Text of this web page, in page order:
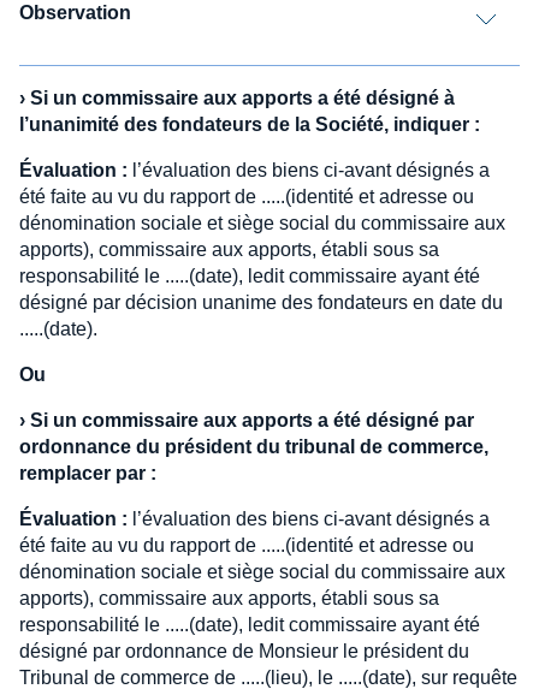
Observation
› Si un commissaire aux apports a été désigné à
l’unanimité des fondateurs de la Société, indiquer :
Évaluation : l’évaluation des biens ci-avant désignés a
été faite au vu du rapport de .....(identité et adresse ou
dénomination sociale et siège social du commissaire aux
apports), commissaire aux apports, établi sous sa
responsabilité le .....(date), ledit commissaire ayant été
désigné par décision unanime des fondateurs en date du
.....(date).
Ou
› Si un commissaire aux apports a été désigné par
ordonnance du président du tribunal de commerce,
remplacer par :
Évaluation : l’évaluation des biens ci-avant désignés a
été faite au vu du rapport de .....(identité et adresse ou
dénomination sociale et siège social du commissaire aux
apports), commissaire aux apports, établi sous sa
responsabilité le .....(date), ledit commissaire ayant été
désigné par ordonnance de Monsieur le président du
Tribunal de commerce de .....(lieu), le .....(date), sur requête